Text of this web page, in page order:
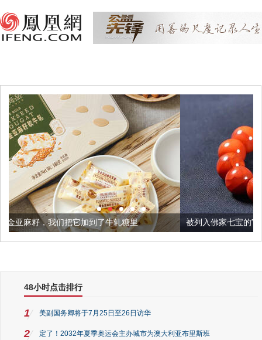
到了牛轧糖里 被列入佛家七宝的它到底有多美？
48小时点击排行
1 美副国务卿将于7月25日至26日访华
2 定了！2032年夏季奥运会主办城市为澳大利亚布里斯班